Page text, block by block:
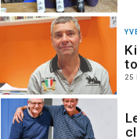
25